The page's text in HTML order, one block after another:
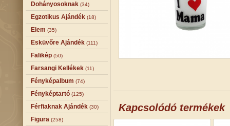
Dohányosoknak (34)
Egzotikus Ajándék (18)
Elem (35)
Esküvőre Ajándék (111)
Falikép (50)
Farsangi Kellékek (11)
Fényképalbum (74)
Fényképtartó (125)
Férfiaknak Ajándék (30)
Figura (258)
Kapcsolódó termékek